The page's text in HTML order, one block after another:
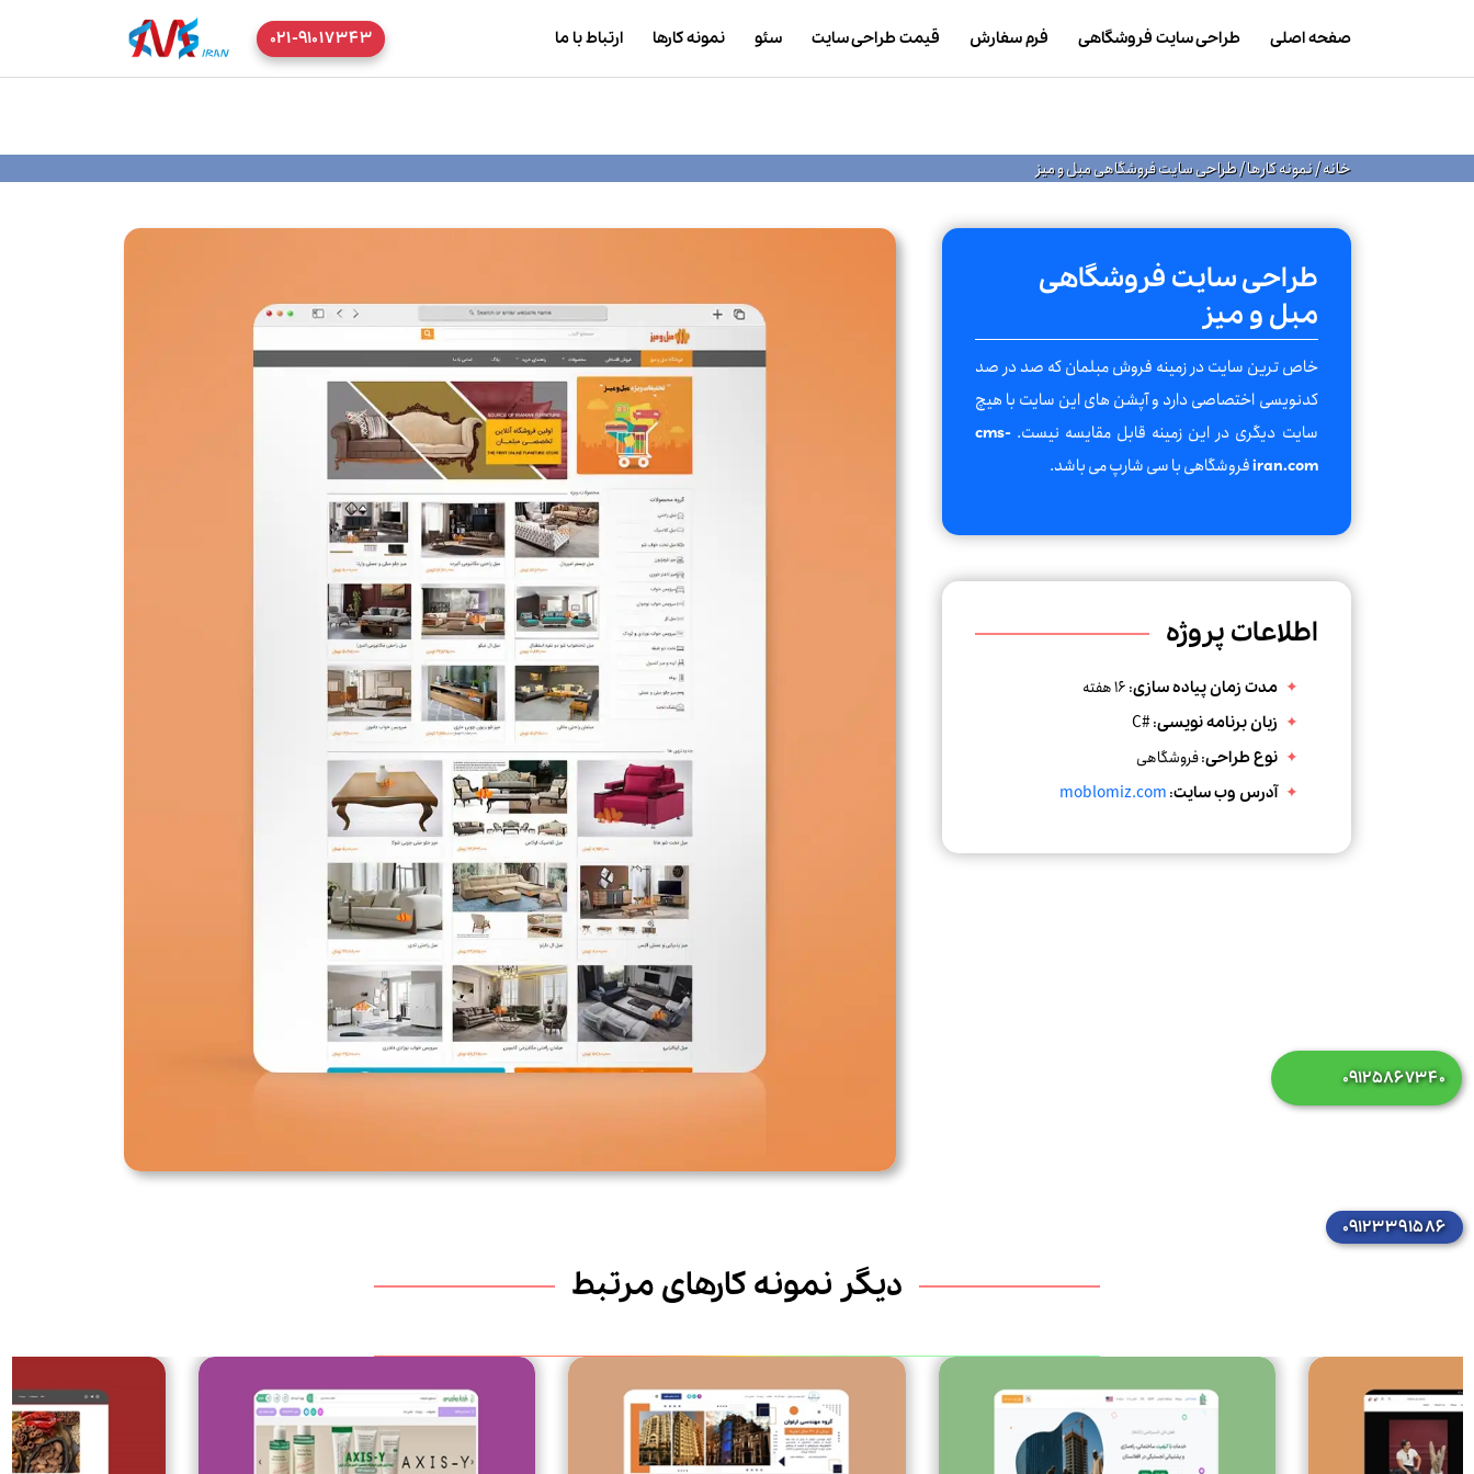
صفحه اصلی طراحی سایت فروشگاهی فرم سفارش قیمت طراحی سایت سئو نمونه کارها ارتباط با ما ۰۲۱-۹۱۰۱۷۳۴۳
خانه/نمونه کارها/طراحی سایت فروشگاهی مبل و میز
طراحی سایت فروشگاهی
مبل و میز
خاص ترین سایت در زمینه فروش مبلمان که صد در صد
کدنویسی اختصاصی دارد و آپشن های این سایت با هیچ
سایت دیگری در این زمینه قابل مقایسه نیست.cms-
iran.comفروشگاهی با سی شارپ می باشد.
اطلاعات پروژه
مدت زمان پیاده سازی: 16 هفته
زبان برنامه نویسی:
C#
نوع طراحی: فروشگاهی
آدرس وب سایت:
moblomiz.com
دیگر نمونه کارهای مرتبط
۰۹۱۲۵۸۶۷۳۴۰
۰۹۱۲۳۳۹۱۵۸۶